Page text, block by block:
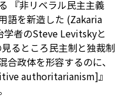
『非リベラル民主主義
を新造した (Zakaria
学者のSteve Levitskyと
るところ民主制と独裁制
政体を形容するのに、
authoritarianism]』